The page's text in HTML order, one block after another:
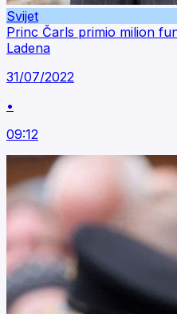
Svijet
Princ Čarls primio milion
Ladena
31/07/2022
•
09:12